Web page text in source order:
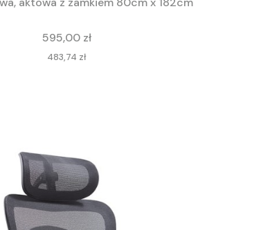
Cena
595,00 zł
Cena
483,74 zł